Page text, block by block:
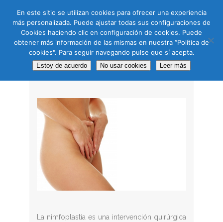
CAT ENG
NIMFOPLASTIA
La nimfoplastia es una intervención quirúrgica
En este sitio se utilizan cookies para ofrecer una experiencia
más personalizada. Puede ajustar todas sus configuraciones de
Cookies haciendo clic en configuración de cookies. Puede
obtener más información de las mismas en nuestra “Política de
cookies". Para seguir navegando pulse que sí acepta.
Estoy de acuerdo No usar cookies Leer más